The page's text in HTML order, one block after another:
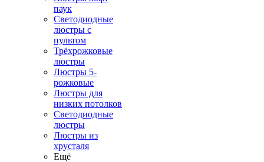
паук
Светодиодные
люстры с
пультом
Трёхрожковые
люстры
Люстры 5-
рожковые
Люстры для
низких потолков
Cветодиодные
люстры
Люстры из
хрусталя
Ещё